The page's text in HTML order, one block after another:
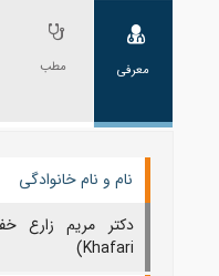
معرفی مطب
نام و نام خانوادگی
Khafari)